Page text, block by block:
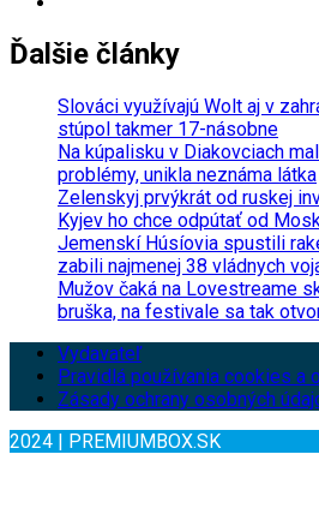
Ďalšie články
Slováci využívajú Wolt aj v
stúpol takmer 17-násobne
Na kúpalisku v Diakovciach
problémy, unikla neznáma látka
Zelenskyj prvýkrát od ruskej
Kyjev ho chce odpútať od
Jemenskí Húsíovia spustili
zabili najmenej 38 vládnych
Mužov čaká na Lovestreame
bruška, na festivale sa tak
Vydavateľ
Pravidlá používania cookies a
Zásady ochrany osobných
2024 | PREMIUMBOX.SK